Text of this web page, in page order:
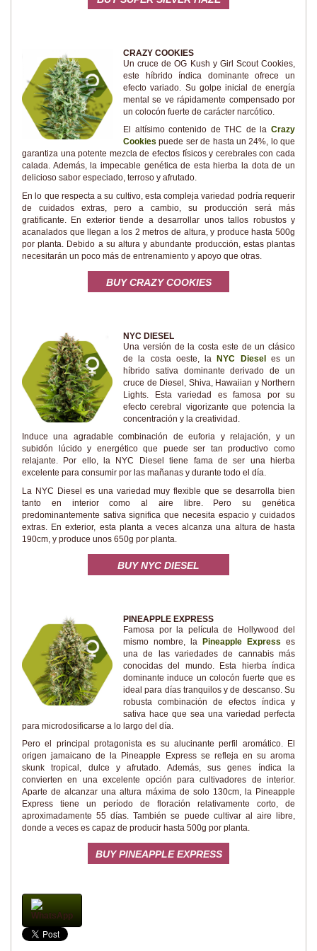
CRAZY COOKIES
Un cruce de OG Kush y Girl Scout Cookies,
este híbrido índica dominante ofrece un
efecto variado. Su golpe inicial de energía
mental se ve rápidamente compensado por
un colocón fuerte de carácter narcótico.
El altísimo contenido de THC de la Crazy
Cookies puede ser de hasta un 24%, lo que
garantiza una potente mezcla de efectos físicos y cerebrales con cada
calada. Además, la impecable genética de esta hierba la dota de un
delicioso sabor especiado, terroso y afrutado.
En lo que respecta a su cultivo, esta compleja variedad podría requerir
de cuidados extras, pero a cambio, su producción será más
gratificante. En exterior tiende a desarrollar unos tallos robustos y
acanalados que llegan a los 2 metros de altura, y produce hasta 500g
por planta. Debido a su altura y abundante producción, estas plantas
necesitarán un poco más de entrenamiento y apoyo que otras.
BUY CRAZY COOKIES
NYC DIESEL
Una versión de la costa este de un clásico
de la costa oeste, laNYC Dieseles un
híbrido sativa dominante derivado de un
cruce de Diesel, Shiva, Hawaiian y Northern
Lights. Esta variedad es famosa por su
efecto cerebral vigorizante que potencia la
concentración y la creatividad.
Induce una agradable combinación de euforia y relajación, y un
subidón lúcido y energético que puede ser tan productivo como
relajante. Por ello, la NYC Diesel tiene fama de ser una hierba
excelente para consumir por las mañanas y durante todo el día.
La NYC Diesel es una variedad muy flexible que se desarrolla bien
tanto en interior como al aire libre. Pero su genética
predominantemente sativa significa que necesita espacio y cuidados
extras. En exterior, esta planta a veces alcanza una altura de hasta
190cm, y produce unos 650g por planta.
BUY NYC DIESEL
PINEAPPLE EXPRESS
Famosa por la película de Hollywood del
mismo nombre, la Pineapple Express es
una de las variedades de cannabis más
conocidas del mundo. Esta hierba índica
dominante induce un colocón fuerte que es
ideal para días tranquilos y de descanso. Su
robusta combinación de efectos índica y
sativa hace que sea una variedad perfecta
para microdosificarse a lo largo del día.
Pero el principal protagonista es su alucinante perfil aromático. El
origen jamaicano de la Pineapple Express se refleja en su aroma
skunk tropical, dulce y afrutado. Además, sus genes índica la
convierten en una excelente opción para cultivadores de interior.
Aparte de alcanzar una altura máxima de solo 130cm, la Pineapple
Express tiene un período de floración relativamente corto, de
aproximadamente 55 días. También se puede cultivar al aire libre,
donde a veces es capaz de producir hasta 500g por planta.
BUY PINEAPPLE EXPRESS
WhatsApp